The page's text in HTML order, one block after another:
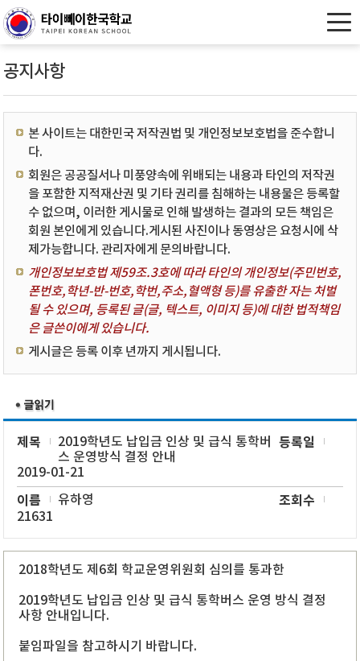
공지사항
본 사이트는 대한민국 저작권법 및 개인정보보호법을 준수합니
다.
회원은 공공질서나 미풍양속에 위배되는 내용과 타인의 저작권
을 포함한 지적재산권 및 기타 권리를 침해하는 내용물은 등록할
수 없으며, 이러한 게시물로 인해 발생하는 결과의 모든 책임은
회원 본인에게 있습니다.게시된 사진이나 동영상은 요청시에 삭
제가능합니다. 관리자에게 문의바랍니다.
개인정보보호법 제59조.3호에 따라 타인의 개인정보(주민번호,
폰번호,학년-반-번호,학번,주소,혈액형 등)를 유출한 자는 처벌
될 수 있으며, 등록된 글(글, 텍스트, 이미지 등)에 대한 법적책임
은 글쓴이에게 있습니다.
게시글은 등록 이후 년까지 게시됩니다.
제목
2019학년도 납입금 인상 및 급식 통학버
스 운영방식 결정 안내
등록일
2019-01-21
이름 유하영 조회수
21631
2018학년도 제6회 학교운영위원회 심의를 통과한
2019학년도 납입금 인상 및 급식 통학버스 운영 방식 결정
사항 안내입니다.
붙임파일을 참고하시기 바랍니다.